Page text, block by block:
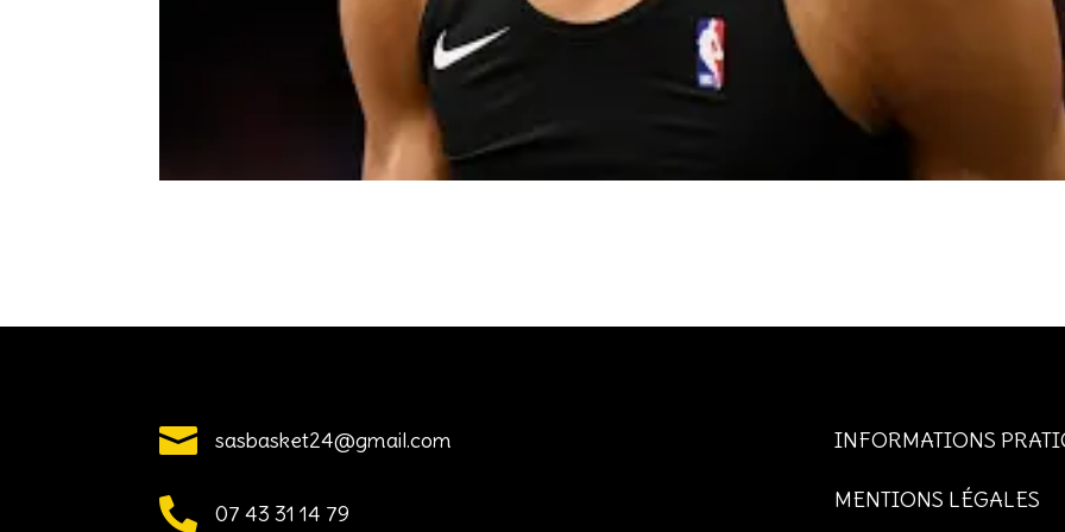
 sasbasket24@gmail.com
 07 43 31 14 79
INFORMATIONS
MENTIONS LÉGALES